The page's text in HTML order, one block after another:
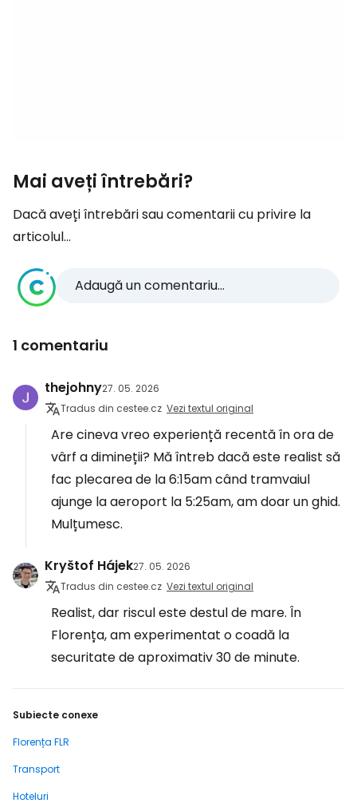
Mai aveți întrebări?
Dacă aveți întrebări sau comentarii cu privire la
articolul...
Adaugă un comentariu...
1 comentariu
thejohny27. 05. 2026
Tradus din cestee.cz Vezi textul original
Are cineva vreo experiență recentă în ora de
vârf a dimineții? Mă întreb dacă este realist să
fac plecarea de la 6:15am când tramvaiul
ajunge la aeroport la 5:25am, am doar un ghid.
Mulțumesc.
Kryštof Hájek27. 05. 2026
Tradus din cestee.cz Vezi textul original
Realist, dar riscul este destul de mare. În
Florența, am experimentat o coadă la
securitate de aproximativ 30 de minute.
Subiecte conexe
Florența FLR
Transport
Hoteluri